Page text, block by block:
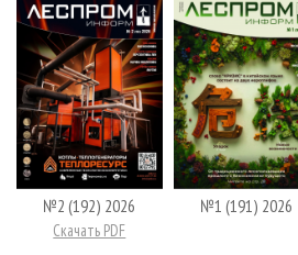
№2 (192) 2026
Скачать PDF
№1 (191) 2026